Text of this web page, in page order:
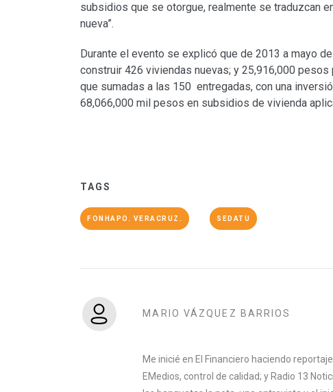
subsidios que se otorgue, realmente se traduzcan
nueva”.
Durante el evento se explicó que de 2013 a mayo
construir 426 viviendas nuevas; y 25,916,000
que sumadas a las 150 entregadas, con una
68,066,000 mil pesos en subsidios de vivienda
TAGS
FONHAPO. VERACRUZ. SEDATU
MARIO VÁZQUEZ BARRIOS
Me inicié en El Financiero haciendo
EMedios, control de calidad; y Radio 13